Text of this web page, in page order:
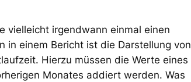
vielleicht irgendwann einmal einen
in einem Bericht ist die Darstellung von
Hierzu müssen die Werte eines
Monates addiert werden. Was